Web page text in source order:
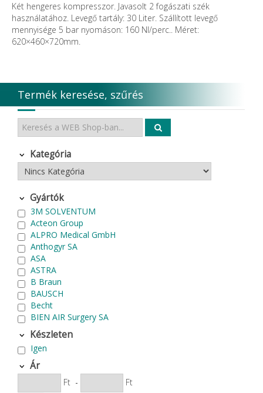
Két hengeres kompresszor. Javasolt 2 fogászati szék
használatához. Levegő tartály: 30 Liter. Szállított levegő
mennyisége 5 bar nyomáson: 160 Nl/perc.. Méret:
620×460×720mm.
Termék keresése, szűrés
Kategória
Gyártók
3M SOLVENTUM
Acteon Group
ALPRO Medical GmbH
Anthogyr SA
ASA
ASTRA
B Braun
BAUSCH
Becht
BIEN AIR Surgery SA
Bode Chemie
Cardex
Carlo de Giorgi srl
CATTANI SpA
CAVEX
Cefla S.C.
Készleten
Igen
Ár
Ft - Ft